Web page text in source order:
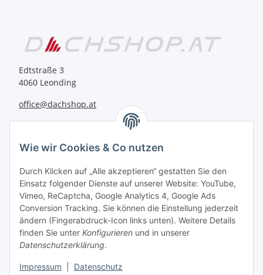
Edtstraße 3
4060 Leonding
office@dachshop.at
Informationen
Sie haben Fragen zu
+43 732 67 37 27
Wie wir Cookies & Co nutzen
Durch Klicken auf „Alle akzeptieren“ gestatten Sie den
Einsatz folgender Dienste auf unserer Website: YouTube,
Vimeo, ReCaptcha, Google Analytics 4, Google Ads
Conversion Tracking. Sie können die Einstellung jederzeit
ändern (Fingerabdruck-Icon links unten). Weitere Details
finden Sie unter Konfigurieren und in unserer
Datenschutzerklärung.
Impressum Datenschutz